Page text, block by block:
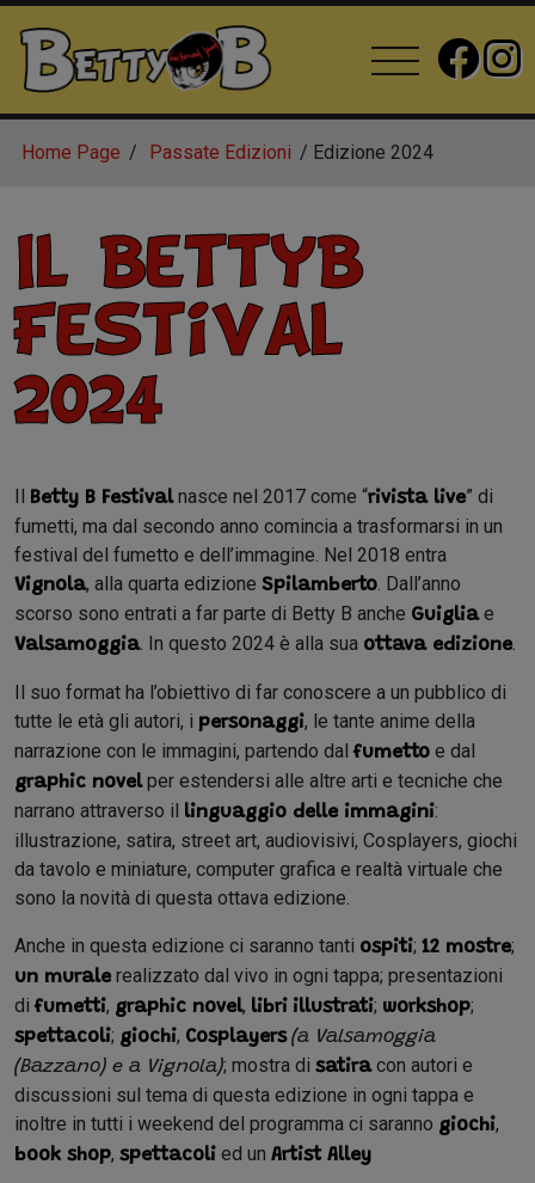
Home Page Passate Edizioni Edizione 2024
Il BettyB
Festival
2024
Il Betty B Festivalnasce nel 2017 come “rivista live” di
fumetti, ma dal secondo anno comincia a trasformarsi in un
festival del fumetto e dell’immagine. Nel 2018 entra
Vignola, alla quarta edizione Spilamberto . Dall’anno
scorso sono entrati a far parte di Betty B anche Guigliae
Valsamoggia. In questo 2024 è alla sua ottava edizione
Il suo format ha l’obiettivo di far conoscere a un pubblico di
tutte le età gli autori, i personaggi, le tante anime della
narrazione con le immagini, partendo dal fumetto e dal
graphic novelper estendersi alle altre arti e tecniche che
narrano attraverso il linguaggio delle immagini:
illustrazione, satira, street art, audiovisivi, Cosplayers, giochi
da tavolo e miniature, computer grafica e realtà virtuale che
sono la novità di questa ottava edizione.
Anche in questa edizione ci saranno tanti ospiti; 12 mostre;
un murale realizzato dal vivo in ogni tappa; presentazioni
di fumetti, graphic novel, libri illustrati; workshop;
spettacoli; giochi, Cosplayers (a Valsamoggia
(Bazzano) e a Vignola); mostra di satiracon autori e
discussioni sul tema di questa edizione in ogni tappa e
inoltre in tutti i weekend del programma ci saranno giochi,
book shop, spettacoli ed un Artist Alley